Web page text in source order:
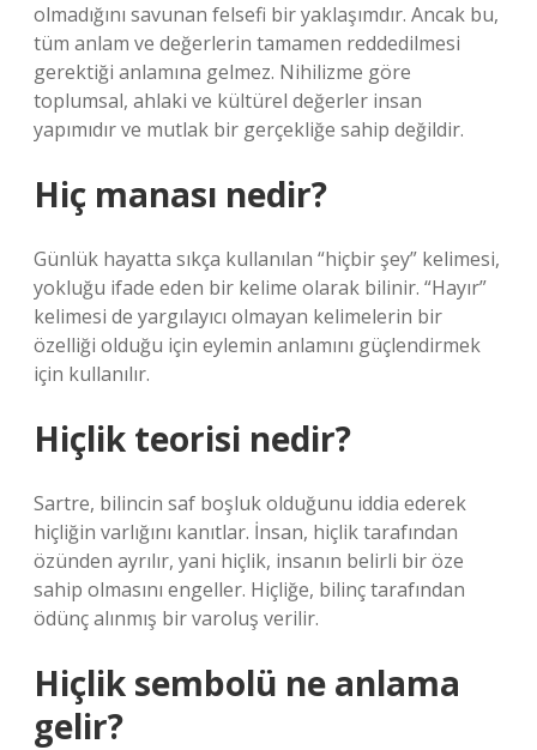
olmadığını savunan felsefi bir yaklaşımdır. Ancak bu,
tüm anlam ve değerlerin tamamen reddedilmesi
gerektiği anlamına gelmez. Nihilizme göre
toplumsal, ahlaki ve kültürel değerler insan
yapımıdır ve mutlak bir gerçekliğe sahip değildir.
Hiç manası nedir?
Günlük hayatta sıkça kullanılan “hiçbir şey” kelimesi,
yokluğu ifade eden bir kelime olarak bilinir. “Hayır”
kelimesi de yargılayıcı olmayan kelimelerin bir
özelliği olduğu için eylemin anlamını güçlendirmek
için kullanılır.
Hiçlik teorisi nedir?
Sartre, bilincin saf boşluk olduğunu iddia ederek
hiçliğin varlığını kanıtlar. İnsan, hiçlik tarafından
özünden ayrılır, yani hiçlik, insanın belirli bir öze
sahip olmasını engeller. Hiçliğe, bilinç tarafından
ödünç alınmış bir varoluş verilir.
Hiçlik sembolü ne anlama
gelir?